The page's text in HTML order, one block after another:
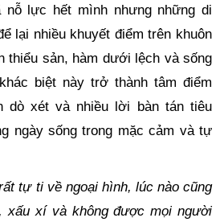
nỗ lực hết mình nhưng những di
lại nhiều khuyết điểm trên khuôn
thiểu sản, hàm dưới lệch và sống
biệt này trở thành tâm điểm
dò xét và nhiều lời bàn tán tiêu
ngày sống trong mặc cảm và tự
tự ti về ngoại hình, lúc nào cũng
xấu xí và không được mọi người